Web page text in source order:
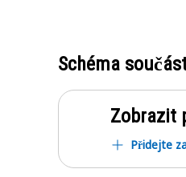
Schéma
Zobrazit
Přidejte